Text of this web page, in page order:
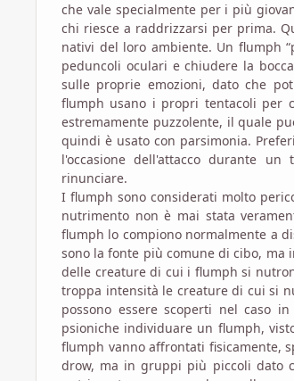
che vale specialmente per i più
chi riesce a raddrizzarsi per prima.
nativi del loro ambiente. Un flumph
peduncoli oculari e chiudere la
sulle proprie emozioni, dato che
flumph usano i propri tentacoli per
estremamente puzzolente, il quale
quindi è usato con parsimonia.
l'occasione dell'attacco durante
rinunciare.
I flumph sono considerati molto
nutrimento non è mai stata
flumph lo compiono normalmente a
sono la fonte più comune di cibo, ma
delle creature di cui i flumph si
troppa intensità le creature di cui si
possono essere scoperti nel caso
psioniche individuare un flumph,
flumph vanno affrontati fisicamente,
drow, ma in gruppi più piccoli dato